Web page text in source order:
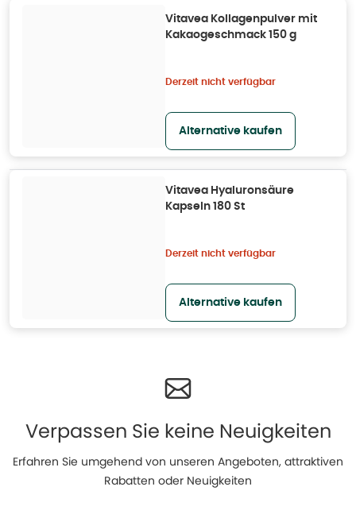
Vitavea Kollagenpulver mit
Kakaogeschmack 150 g
Derzeit nicht verfügbar
Alternative kaufen
Vitavea Hyaluronsäure
Kapseln 180 St
Derzeit nicht verfügbar
Alternative kaufen
Verpassen Sie keine Neuigkeiten
Erfahren Sie umgehend von unseren Angeboten, attraktiven
Rabatten oder Neuigkeiten